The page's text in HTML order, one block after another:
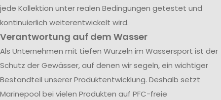
jede Kollektion unter realen Bedingungen getestet und
kontinuierlich weiterentwickelt wird.
Verantwortung auf dem Wasser
Als Unternehmen mit tiefen Wurzeln im Wassersport ist der
Schutz der Gewässer, auf denen wir segeln, ein wichtiger
Bestandteil unserer Produktentwicklung. Deshalb setzt
Marinepool bei vielen Produkten auf PFC-freie